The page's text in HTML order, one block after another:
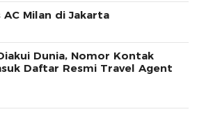
AC Milan di Jakarta
Dunia, Nomor Kontak
Daftar Resmi Travel Agent